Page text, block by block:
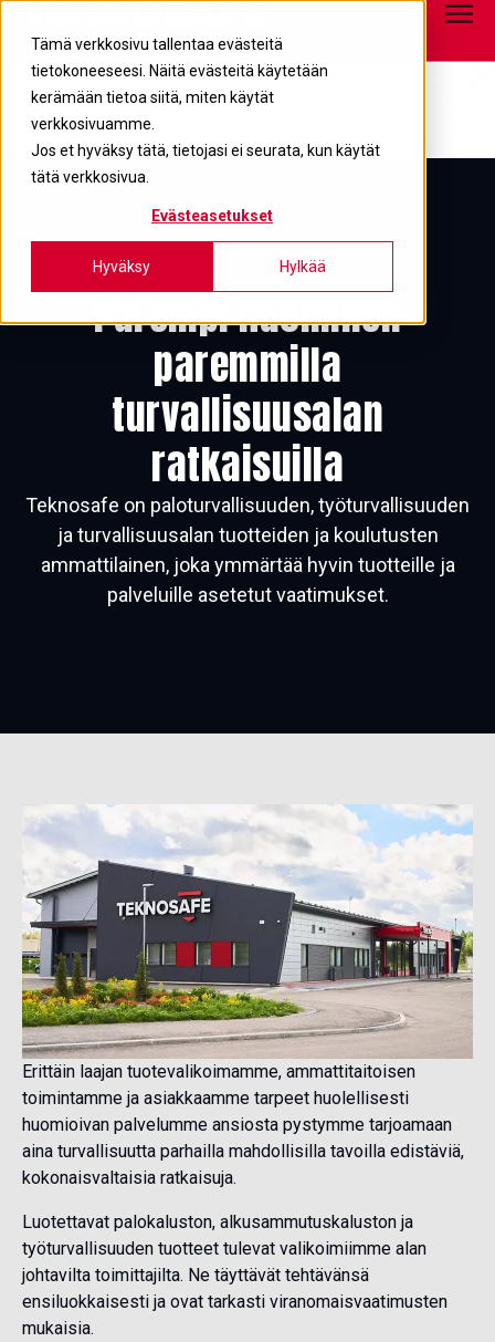
Tämä verkkosivu tallentaa evästeitä
tietokoneeseesi. Näitä evästeitä käytetään
kerämään tietoa siitä, miten käytät
verkkosivuamme.
Jos et hyväksy tätä, tietojasi ei seurata, kun käytät
tätä verkkosivua.
Evästeasetukset
Hyväksy Hylkää
05 680 7700
TEKNOSAFE YRITYKSENÄ
Parempi huominen
paremmilla
turvallisuusalan
ratkaisuilla
Teknosafe on paloturvallisuuden, työturvallisuuden
ja turvallisuusalan tuotteiden ja koulutusten
ammattilainen, joka ymmärtää hyvin tuotteille ja
palveluille asetetut vaatimukset.
Erittäin laajan tuotevalikoimamme, ammattitaitoisen
toimintamme ja asiakkaamme tarpeet huolellisesti
huomioivan palvelumme ansiosta pystymme tarjoamaan
aina turvallisuutta parhailla mahdollisilla tavoilla edistäviä,
kokonaisvaltaisia ratkaisuja.
Luotettavat palokaluston, alkusammutuskaluston ja
työturvallisuuden tuotteet tulevat valikoimiimme alan
johtavilta toimittajilta. Ne täyttävät tehtävänsä
ensiluokkaisesti ja ovat tarkasti viranomaisvaatimusten
mukaisia.